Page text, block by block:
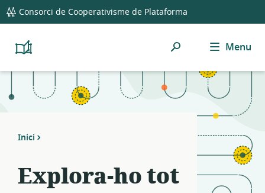
global
navigation
Consorci de Cooperativisme de Plataforma
Platform
Resource
Cerca Menu
Inici
Explora-ho tot
Notifications
21
filters
Resource